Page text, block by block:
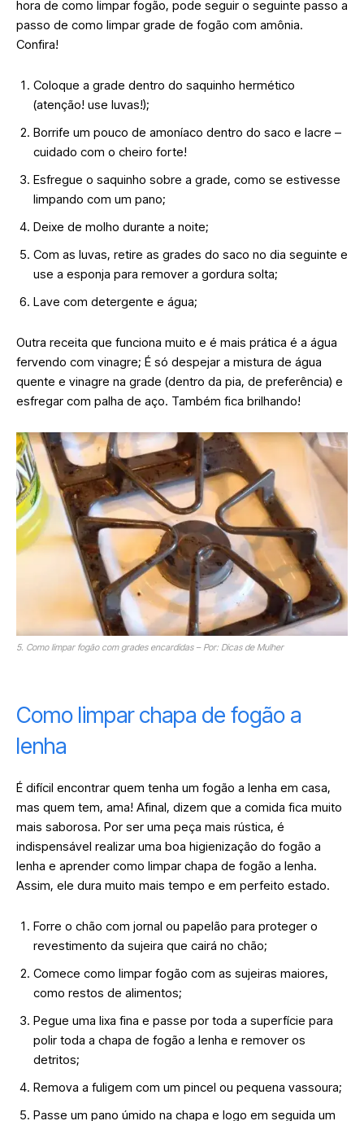
hora de como limpar fogão, pode seguir o seguinte passo a
passo de como limpar grade de fogão com amônia.
Confira!
Coloque a grade dentro do saquinho hermético
(atenção! use luvas!);
Borrife um pouco de amoníaco dentro do saco e lacre –
cuidado com o cheiro forte!
Esfregue o saquinho sobre a grade, como se estivesse
limpando com um pano;
Deixe de molho durante a noite;
Com as luvas, retire as grades do saco no dia seguinte e
use a esponja para remover a gordura solta;
Lave com detergente e água;
Outra receita que funciona muito e é mais prática é a água
fervendo com vinagre; É só despejar a mistura de água
quente e vinagre na grade (dentro da pia, de preferência) e
esfregar com palha de aço. Também fica brilhando!
5. Como limpar fogão com grades encardidas – Por: Dicas de Mulher
Como limpar chapa de fogão a
lenha
É difícil encontrar quem tenha um fogão a lenha em casa,
mas quem tem, ama! Afinal, dizem que a comida fica muito
mais saborosa. Por ser uma peça mais rústica, é
indispensável realizar uma boa higienização do fogão a
lenha e aprender como limpar chapa de fogão a lenha.
Assim, ele dura muito mais tempo e em perfeito estado.
Forre o chão com jornal ou papelão para proteger o
revestimento da sujeira que cairá no chão;
Comece como limpar fogão com as sujeiras maiores,
como restos de alimentos;
Pegue uma lixa fina e passe por toda a superfície para
polir toda a chapa de fogão a lenha e remover os
detritos;
Remova a fuligem com um pincel ou pequena vassoura;
Passe um pano úmido na chapa e logo em seguida um